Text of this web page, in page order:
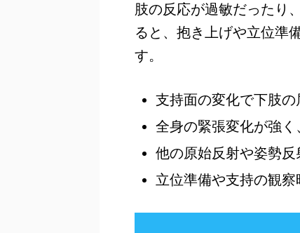
肢の反応が過敏だったり
ると、抱き上げや立位準
す。
支持面の変化で下肢
全身の緊張変化が強
他の原始反射や姿勢
立位準備や支持の観